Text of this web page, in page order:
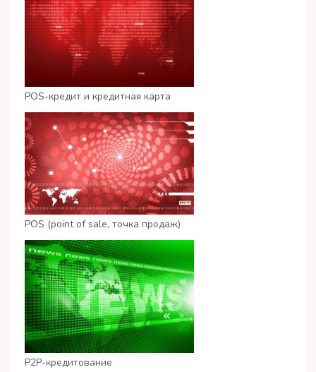
POS-кредит и кредитная карта
POS (point of sale, точка продаж)
P2P-кредитование